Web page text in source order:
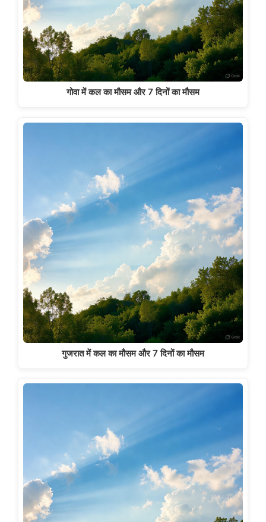
गोवा में कल का मौसम और 7 दिनों का मौसम
गुजरात में कल का मौसम और 7 दिनों का मौसम